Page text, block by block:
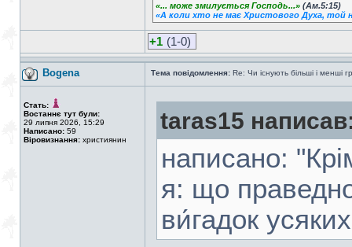
«... може змилується Господь...» (Ам.5:15)
«А коли хто не має Христового Духа, той
+1 (1-0)
Bogena Тема повідомлення: Re: Чи існують більші і менші
Стать:
Востаннє тут були:
29 липня 2026, 15:29
Написано: 59
Віровизнання: християнин
taras15
написано:
я: що
ви́гадок